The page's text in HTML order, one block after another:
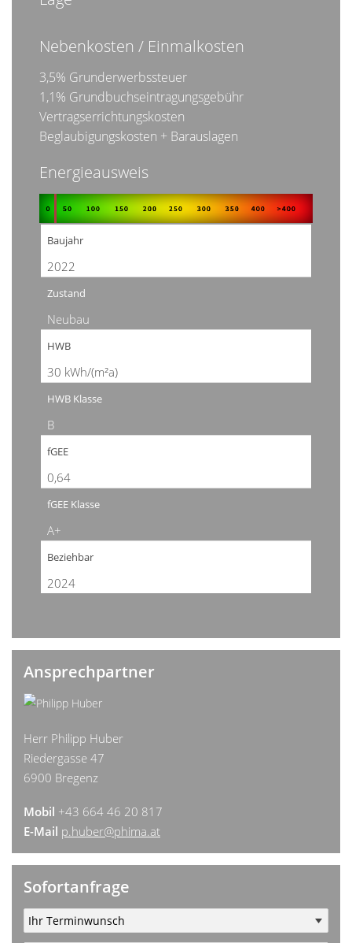
Nebenkosten / Einmalkosten
3,5% Grunderwerbssteuer
1,1% Grundbuchseintragungsgebühr
Vertragserrichtungskosten
Beglaubigungskosten + Barauslagen
Energieausweis
Baujahr
2022
Zustand
Neubau
HWB
30 kWh/(m²a)
HWB Klasse
B
fGEE
0,64
fGEE Klasse
A+
Beziehbar
2024
Ansprechpartner
Herr Philipp Huber
Riedergasse 47
6900 Bregenz
Mobil +43 664 46 20 817
E-Mail p.huber@phima.at
Sofortanfrage